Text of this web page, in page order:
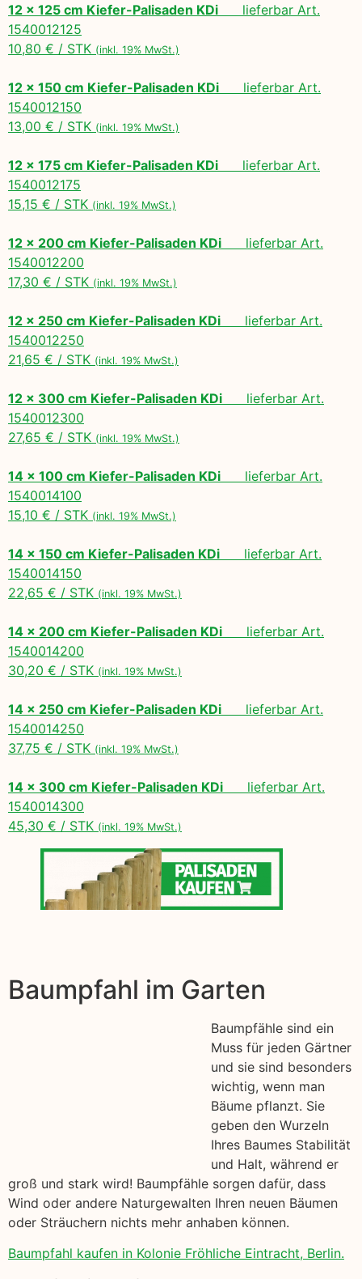
12 x 125 cm Kiefer-Palisaden KDi lieferbar Art.
1540012125
10,80 € / STK (inkl. 19% MwSt.)
12 x 150 cm Kiefer-Palisaden KDi lieferbar Art.
1540012150
13,00 € / STK (inkl. 19% MwSt.)
12 x 175 cm Kiefer-Palisaden KDi lieferbar Art.
1540012175
15,15 € / STK (inkl. 19% MwSt.)
12 x 200 cm Kiefer-Palisaden KDi lieferbar Art.
1540012200
17,30 € / STK (inkl. 19% MwSt.)
12 x 250 cm Kiefer-Palisaden KDi lieferbar Art.
1540012250
21,65 € / STK (inkl. 19% MwSt.)
12 x 300 cm Kiefer-Palisaden KDi lieferbar Art.
1540012300
27,65 € / STK (inkl. 19% MwSt.)
14 x 100 cm Kiefer-Palisaden KDi lieferbar Art.
1540014100
15,10 € / STK (inkl. 19% MwSt.)
14 x 150 cm Kiefer-Palisaden KDi lieferbar Art.
1540014150
22,65 € / STK (inkl. 19% MwSt.)
14 x 200 cm Kiefer-Palisaden KDi lieferbar Art.
1540014200
30,20 € / STK (inkl. 19% MwSt.)
14 x 250 cm Kiefer-Palisaden KDi lieferbar Art.
1540014250
37,75 € / STK (inkl. 19% MwSt.)
14 x 300 cm Kiefer-Palisaden KDi lieferbar Art.
1540014300
45,30 € / STK (inkl. 19% MwSt.)
Baumpfahl im Garten
Baumpfähle sind ein
Muss für jeden Gärtner
und sie sind besonders
wichtig, wenn man
Bäume pflanzt. Sie
geben den Wurzeln
Ihres Baumes Stabilität
und Halt, während er
groß und stark wird! Baumpfähle sorgen dafür, dass
Wind oder andere Naturgewalten Ihren neuen Bäumen
oder Sträuchern nichts mehr anhaben können.
Baumpfahl kaufen in Kolonie Fröhliche Eintracht, Berlin.